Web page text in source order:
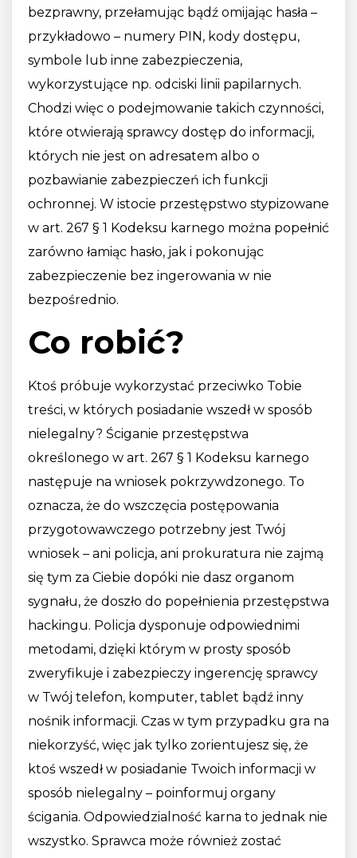
bezprawny, przełamując bądź omijając hasła –
przykładowo – numery PIN, kody dostępu,
symbole lub inne zabezpieczenia,
wykorzystujące np. odciski linii papilarnych.
Chodzi więc o podejmowanie takich czynności,
które otwierają sprawcy dostęp do informacji,
których nie jest on adresatem albo o
pozbawianie zabezpieczeń ich funkcji
ochronnej. W istocie przestępstwo stypizowane
w art. 267 § 1 Kodeksu karnego można popełnić
zarówno łamiąc hasło, jak i pokonując
zabezpieczenie bez ingerowania w nie
bezpośrednio.
Co robić?
Ktoś próbuje wykorzystać przeciwko Tobie
treści, w których posiadanie wszedł w sposób
nielegalny? Ściganie przestępstwa
określonego w art. 267 § 1 Kodeksu karnego
następuje na wniosek pokrzywdzonego. To
oznacza, że do wszczęcia postępowania
przygotowawczego potrzebny jest Twój
wniosek – ani policja, ani prokuratura nie zajmą
się tym za Ciebie dopóki nie dasz organom
sygnału, że doszło do popełnienia przestępstwa
hackingu. Policja dysponuje odpowiednimi
metodami, dzięki którym w prosty sposób
zweryfikuje i zabezpieczy ingerencję sprawcy
w Twój telefon, komputer, tablet bądź inny
nośnik informacji. Czas w tym przypadku gra na
niekorzyść, więc jak tylko zorientujesz się, że
ktoś wszedł w posiadanie Twoich informacji w
sposób nielegalny – poinformuj organy
ścigania. Odpowiedzialność karna to jednak nie
wszystko. Sprawca może również zostać